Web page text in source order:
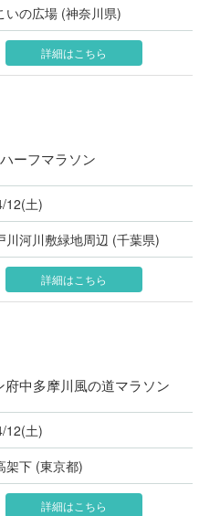
いの広場 (神奈川県)
詳細はこちら
ーフマラソン
12(土)
川河川敷緑地周辺 (千葉県)
詳細はこちら
中多摩川風の道マラソン
12(土)
架下 (東京都)
詳細はこちら